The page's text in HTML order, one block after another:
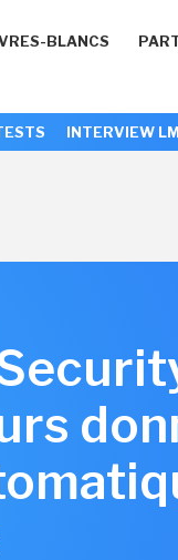
BLANCS
INTERVIEW